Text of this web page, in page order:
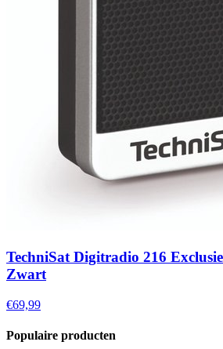
TechniSat Digitradio 216
Zwart
€69,99
Populaire producten